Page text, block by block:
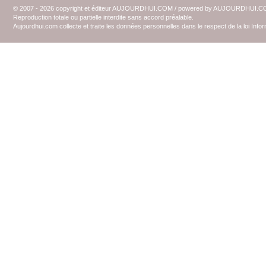
© 2007 - 2026 copyright et éditeur AUJOURDHUI.COM / powered by
Reproduction totale ou partielle interdite sans accord préalable.
Aujourdhui.com collecte et traite les données personnelles dans le respect de la loi